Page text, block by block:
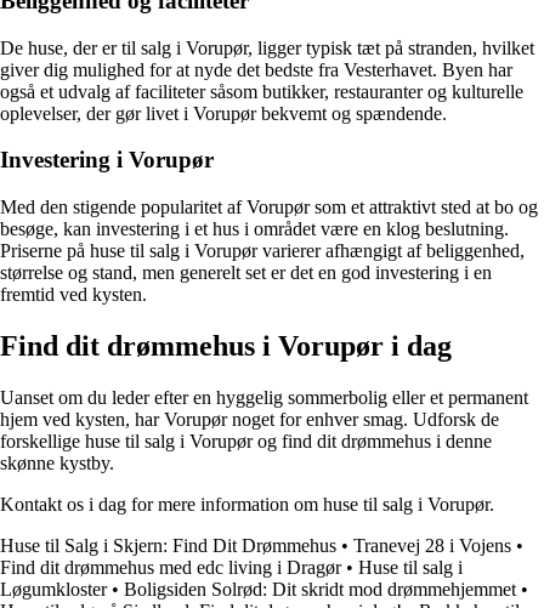
De huse, der er til salg i Vorupør, ligger typisk tæt på stranden, hvilket
giver dig mulighed for at nyde det bedste fra Vesterhavet. Byen har
også et udvalg af faciliteter såsom butikker, restauranter og kulturelle
oplevelser, der gør livet i Vorupør bekvemt og spændende.
Investering i Vorupør
Med den stigende popularitet af Vorupør som et attraktivt sted at bo og
besøge, kan investering i et hus i området være en klog beslutning.
Priserne på huse til salg i Vorupør varierer afhængigt af beliggenhed,
størrelse og stand, men generelt set er det en god investering i en
fremtid ved kysten.
Find dit drømmehus i Vorupør i dag
Uanset om du leder efter en hyggelig sommerbolig eller et permanent
hjem ved kysten, har Vorupør noget for enhver smag. Udforsk de
forskellige huse til salg i Vorupør og find dit drømmehus i denne
skønne kystby.
Kontakt os i dag for mere information om huse til salg i Vorupør.
Huse til Salg i Skjern: Find Dit Drømmehus • Tranevej 28 i Vojens •
Find dit drømmehus med edc living i Dragør• Huse til salg i
Løgumkloster• Boligsiden Solrød: Dit skridt mod drømmehjemmet •